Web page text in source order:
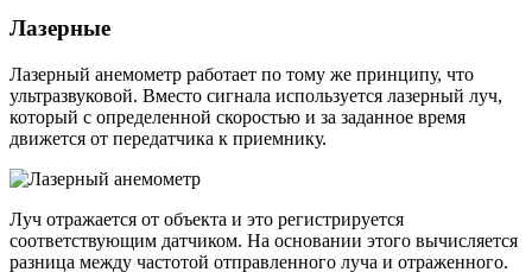
Лазерные
Лазерный анемометр работает по тому же принципу, что
ультразвуковой. Вместо сигнала используется лазерный луч,
который с определенной скоростью и за заданное время
движется от передатчика к приемнику.
Луч отражается от объекта и это регистрируется
соответствующим датчиком. На основании этого вычисляется
разница между частотой отправленного луча и отраженного.